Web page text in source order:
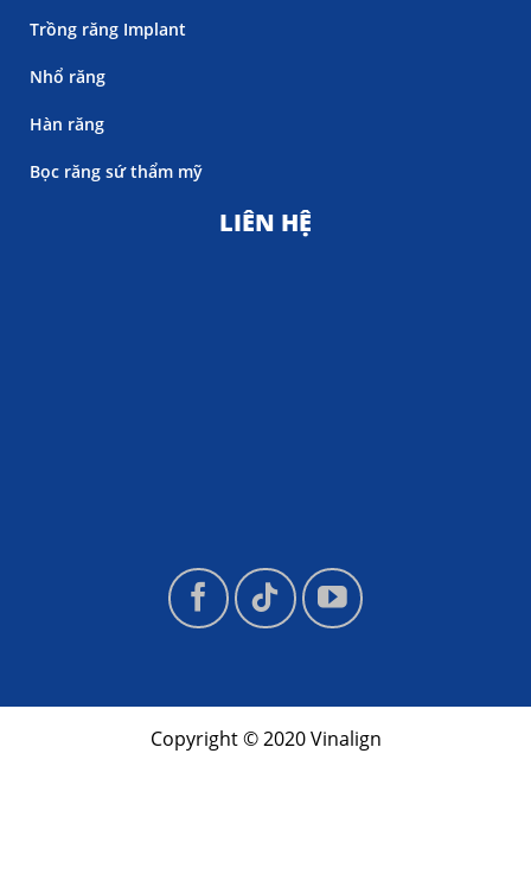
Trồng răng Implant
Nhổ răng
Hàn răng
Bọc răng sứ thẩm mỹ
LIÊN HỆ
Copyright © 2020 Vinalign